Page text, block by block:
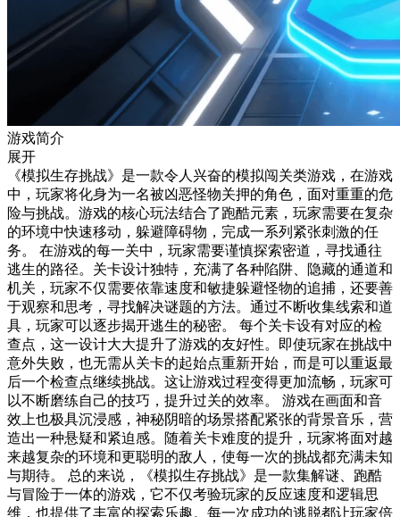
游戏简介
展开
《模拟生存挑战》是一款令人兴奋的模拟闯关类游戏，在游戏
中，玩家将化身为一名被凶恶怪物关押的角色，面对重重的危
险与挑战。游戏的核心玩法结合了跑酷元素，玩家需要在复杂
的环境中快速移动，躲避障碍物，完成一系列紧张刺激的任
务。 在游戏的每一关中，玩家需要谨慎探索密道，寻找通往
逃生的路径。关卡设计独特，充满了各种陷阱、隐藏的通道和
机关，玩家不仅需要依靠速度和敏捷躲避怪物的追捕，还要善
于观察和思考，寻找解决谜题的方法。通过不断收集线索和道
具，玩家可以逐步揭开逃生的秘密。 每个关卡设有对应的检
查点，这一设计大大提升了游戏的友好性。即使玩家在挑战中
意外失败，也无需从关卡的起始点重新开始，而是可以重返最
后一个检查点继续挑战。这让游戏过程变得更加流畅，玩家可
以不断磨练自己的技巧，提升过关的效率。 游戏在画面和音
效上也极具沉浸感，神秘阴暗的场景搭配紧张的背景音乐，营
造出一种悬疑和紧迫感。随着关卡难度的提升，玩家将面对越
来越复杂的环境和更聪明的敌人，使每一次的挑战都充满未知
与期待。 总的来说，《模拟生存挑战》是一款集解谜、跑酷
与冒险于一体的游戏，它不仅考验玩家的反应速度和逻辑思
维，也提供了丰富的探索乐趣。每一次成功的逃脱都让玩家倍